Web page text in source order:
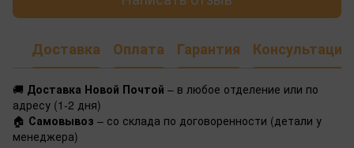
Доставка Оплата Гарантия Консультация
🚚 Доставка Новой Почтой – в любое отделение или по
адресу (1-2 дня)
🏠 Самовывоз – со склада по договоренности (детали у
менеджера)